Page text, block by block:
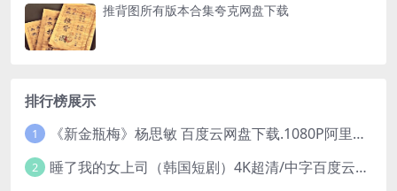
推背图所有版本合集夸克网盘下载
排行榜展示
1 《新金瓶梅》杨思敏 百度云网盘下载.1080P阿里下载.国语中字.(1996)
2
睡了我的女上司（韩国短剧）4K超清/中字百度云网盘下载